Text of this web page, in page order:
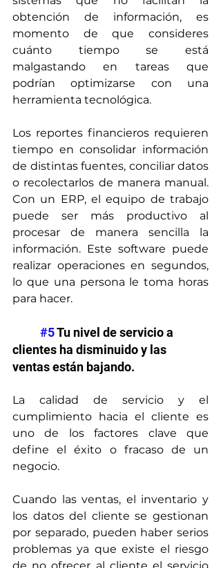
obtención de información, es
momento de que consideres
cuánto tiempo se está
malgastando en tareas que
podrían optimizarse con una
herramienta tecnológica.
Los reportes financieros requieren
tiempo en consolidar información
de distintas fuentes, conciliar datos
o recolectarlos de manera manual.
Con un ERP, el equipo de trabajo
puede ser más productivo al
procesar de manera sencilla la
información. Este software puede
realizar operaciones en segundos,
lo que una persona le toma horas
para hacer.
#5 Tu nivel de servicio a
clientes ha disminuido y las
ventas están bajando.
La calidad de servicio y el
cumplimiento hacia el cliente es
uno de los factores clave que
define el éxito o fracaso de un
negocio.
Cuando las ventas, el inventario y
los datos del cliente se gestionan
por separado, pueden haber serios
problemas ya que existe el riesgo